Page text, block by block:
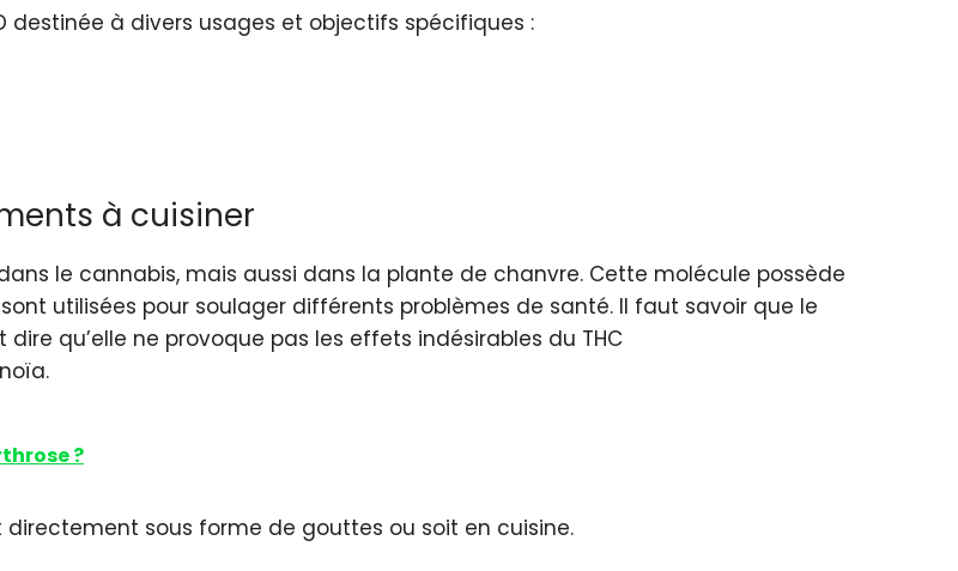
destinée à divers usages et objectifs spécifiques :
à cuisiner
le cannabis, mais aussi dans la plante de chanvre. Cette molécule possède
utilisées pour soulager différents problèmes de santé. Il faut savoir que le
qu’elle ne provoque pas les effets indésirables du THC
?
sous forme de gouttes ou soit en cuisine.